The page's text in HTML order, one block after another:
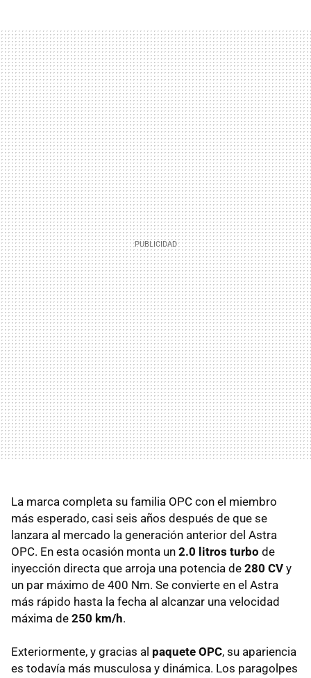
La marca completa su familia OPC con el miembro
más esperado, casi seis años después de que se
lanzara al mercado la generación anterior del Astra
OPC. En esta ocasión monta un 2.0 litros turbo de
inyección directa que arroja una potencia de 280 CV y
un par máximo de 400 Nm. Se convierte en el Astra
más rápido hasta la fecha al alcanzar una velocidad
máxima de 250 km/h.
Exteriormente, y gracias al paquete OPC, su apariencia
es todavía más musculosa y dinámica. Los paragolpes